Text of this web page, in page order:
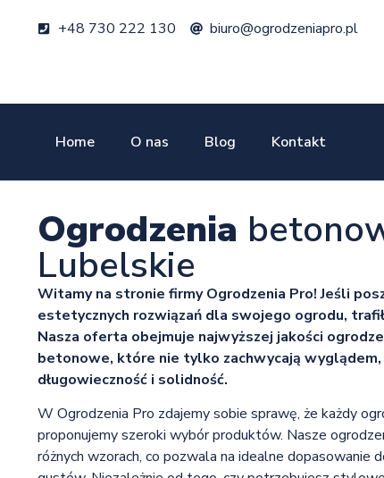
+48 730 222 130 biuro@ogrodzeniapro.pl
Home O nas Blog Kontakt
Ogrodzenia
Lubelskie
Witamy na stronie firmy Ogrodzenia Pro! Jeśli
estetycznych rozwiązań dla swojego ogrodu,
Nasza oferta obejmuje najwyższej jakości
betonowe, które nie tylko zachwycają
długowieczność i solidność.
W Ogrodzenia Pro zdajemy sobie sprawę, że każdy
proponujemy szeroki wybór produktów. Nasze
różnych wzorach, co pozwala na idealne dopasowanie